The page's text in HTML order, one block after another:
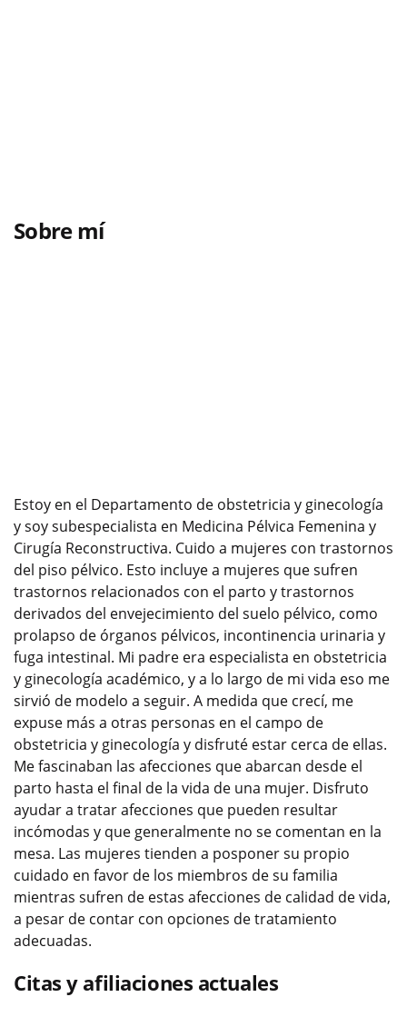
Sobre mí
Estoy en el Departamento de obstetricia y ginecología
y soy subespecialista en Medicina Pélvica Femenina y
Cirugía Reconstructiva. Cuido a mujeres con trastornos
del piso pélvico. Esto incluye a mujeres que sufren
trastornos relacionados con el parto y trastornos
derivados del envejecimiento del suelo pélvico, como
prolapso de órganos pélvicos, incontinencia urinaria y
fuga intestinal. Mi padre era especialista en obstetricia
y ginecología académico, y a lo largo de mi vida eso me
sirvió de modelo a seguir. A medida que crecí, me
expuse más a otras personas en el campo de
obstetricia y ginecología y disfruté estar cerca de ellas.
Me fascinaban las afecciones que abarcan desde el
parto hasta el final de la vida de una mujer. Disfruto
ayudar a tratar afecciones que pueden resultar
incómodas y que generalmente no se comentan en la
mesa. Las mujeres tienden a posponer su propio
cuidado en favor de los miembros de su familia
mientras sufren de estas afecciones de calidad de vida,
a pesar de contar con opciones de tratamiento
adecuadas.
Citas y afiliaciones actuales